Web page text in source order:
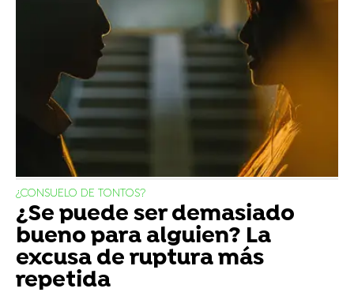
¿CONSUELO DE TONTOS?
¿Se puede ser demasiado
bueno para alguien? La
excusa de ruptura más
repetida